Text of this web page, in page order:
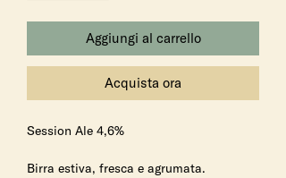
Aggiungi al carrello
Acquista ora
Session Ale 4,6%
Birra estiva, fresca e agrumata.